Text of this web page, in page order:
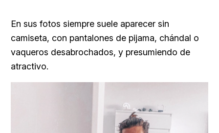
En sus fotos siempre suele aparecer sin
camiseta, con pantalones de pijama, chándal o
vaqueros desabrochados, y presumiendo de
atractivo.